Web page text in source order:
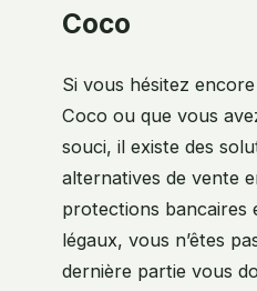
Coco
Si vous hésitez
Coco ou que vous
souci, il existe des
alternatives de vente
protections bancaires
légaux, vous n’êtes
dernière partie vous